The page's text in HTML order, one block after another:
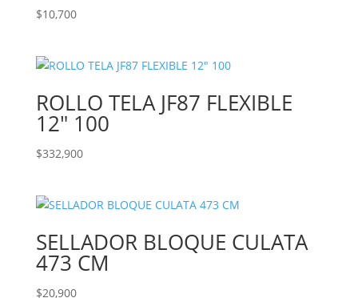
$10,700
ROLLO TELA JF87 FLEXIBLE
12″ 100
$332,900
SELLADOR BLOQUE CULATA
473 CM
$20,900